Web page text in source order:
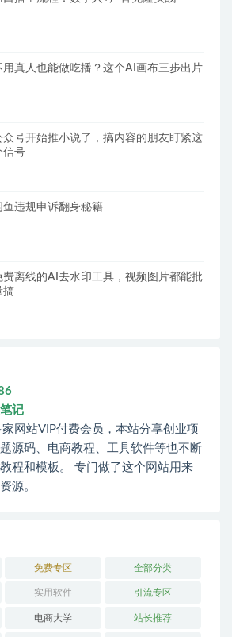
用真人也能做吃播？这个AI画布三步出片
众号开始推小说了，搞内容的朋友盯紧这
信号
鱼违规申诉翻身秘籍
费离线的AI去水印工具，视频图片都能批
搞
记
网站VIP付费会员，本站分享创业项
源码、电商教程、工具软件等也不断
程和模板。 专门做了这个网站用来
源。
免费专区 全部分类
实用软件 引流专区
电商大学 站长推荐